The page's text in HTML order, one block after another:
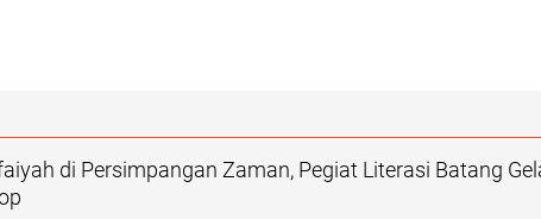
di Persimpangan Zaman, Pegiat Literasi Batang